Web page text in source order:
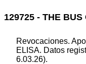
129725 - THE BUS
Revocaciones.
ELISA. Datos
6.03.26).